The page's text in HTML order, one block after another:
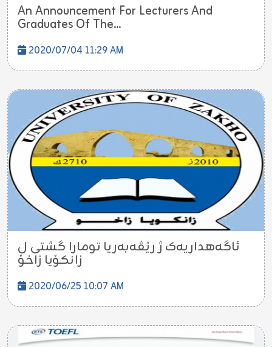
An Announcement For Lecturers And
Graduates Of The...
2020/07/04 11:29 AM
ئاگەھداریەک ژ رێڤەبەریا تومارا گشتی ل
زانکۆیا زاخۆ
2020/06/25 10:07 AM